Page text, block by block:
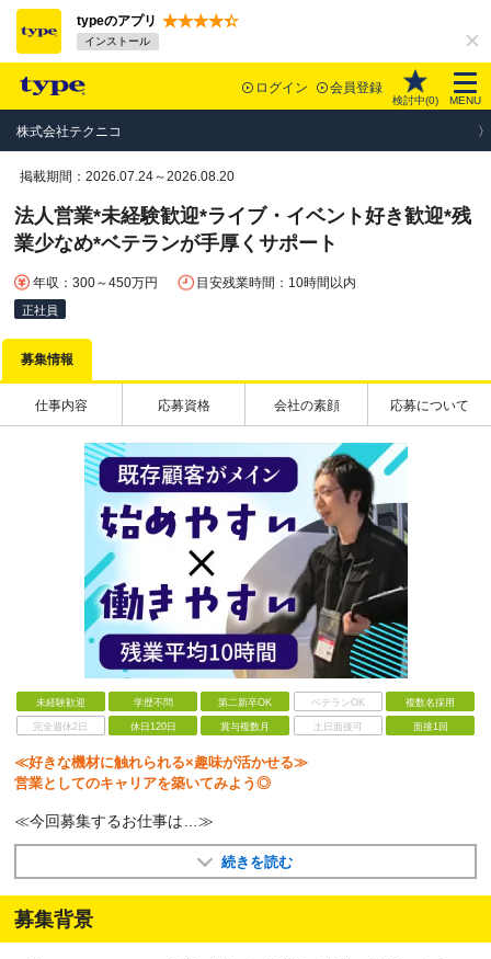
typeのアプリ
インストール
ログイン 会員登録
検討中(0) MENU
株式会社テクニコ
掲載期間：2026.07.24～2026.08.20
法人営業*未経験歓迎*ライブ・イベント好き歓迎*残
業少なめ*ベテランが手厚くサポート
年収：300～450万円 目安残業時間：10時間以内
正社員
募集情報
仕事内容 応募資格 会社の素顔 応募について
未経験歓迎 学歴不問 第二新卒OK ベテランOK 複数名採用
完全週休2日 休日120日 賞与複数月 土日面接可 面接1回
≪好きな機材に触れられる×趣味が活かせる≫
営業としてのキャリアを築いてみよう◎
≪今回募集するお仕事は…≫
続きを読む
募集背景